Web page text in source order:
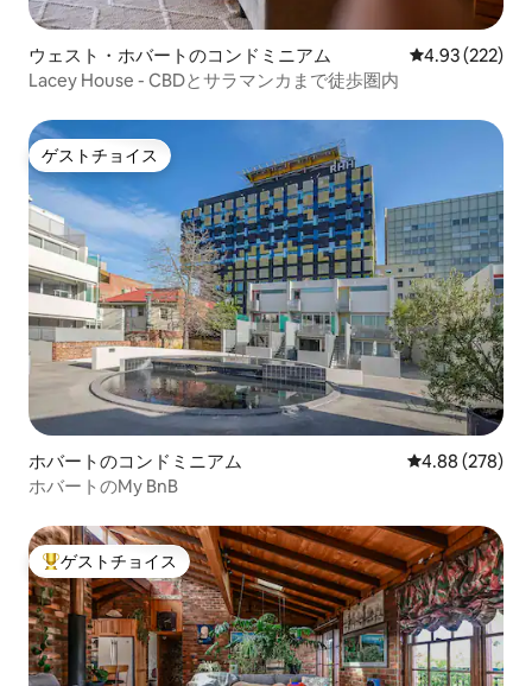
ウェスト・ホバートのコンドミニアム レビュー222
4.93 (222)
Lacey House - CBDとサラマンカまで徒歩圏内
ゲストチョイス
ゲストチョイス
ホバートのコンドミニアム レビュー278
4.88 (278)
ホバートのMy BnB
大好評のゲストチョイスです。
ゲストチョイス